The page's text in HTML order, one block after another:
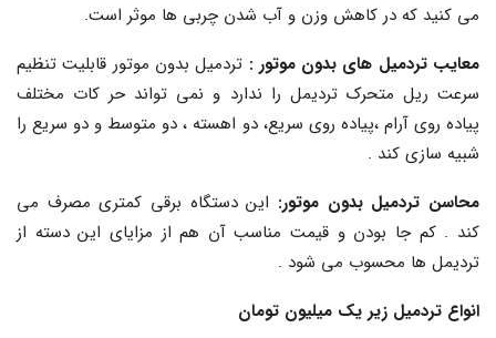
می کنید که در کاهش وزن و آب شدن چربی ها موثر است.
معایب تردمیل های بدون موتور : تردمیل بدون موتور قابلیت تنظیم
سرعت ریل متحرک تردیمل را ندارد و نمی تواند حر کات مختلف
پیاده روی آرام ،پیاده روی سریع، دو اهسته ، دو متوسط و دو سریع را
شبیه سازی کند .
محاسن تردمیل بدون موتور: این دستگاه برقی کمتری مصرف می
کند . کم جا بودن و قیمت مناسب آن هم از مزایای این دسته از
تردیمل ها محسوب می شود .
انواع تردمیل زیر یک میلیون تومان